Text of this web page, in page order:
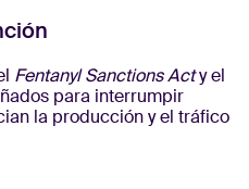
Fentanyl Sanctions Acty el
para interrumpir
la producción y el tráfico